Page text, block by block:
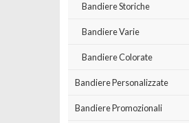
Bandiere Storiche
Bandiere Varie
Bandiere Colorate
Bandiere Personalizzate
Bandiere Promozionali